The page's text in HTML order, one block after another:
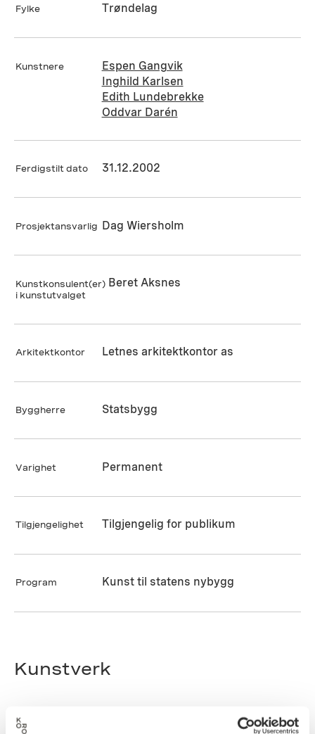
Fylke Trøndelag
Kunstnere
Espen Gangvik
Inghild Karlsen
Edith Lundebrekke
Oddvar Darén
Ferdigstilt dato 31.12.2002
Prosjektansvarlig Dag Wiersholm
Kunstkonsulent(er)
i kunstutvalget
Beret Aksnes
Arkitektkontor Letnes arkitektkontor as
Byggherre Statsbygg
Varighet Permanent
Tilgjengelighet Tilgjengelig for publikum
Program Kunst til statens nybygg
Kunstverk